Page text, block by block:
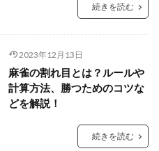
続きを読む
2023年12月13日
麻雀の割れ目とは？ルールや
計算方法、勝つためのコツな
どを解説！
続きを読む